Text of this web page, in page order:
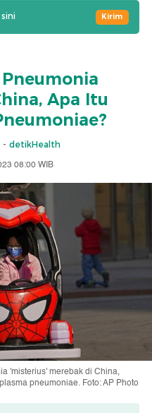
Kirim
Apa Itu
- detikHealth
08:00 WIB
'misterius' merebak di China,
pneumoniae. Foto: AP Photo